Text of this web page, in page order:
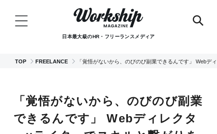
日本最大級のHR・フリーランスメディア
TOP FREELANCE 「覚悟がないから、のびのび副業できるんです」 Web
「覚悟がないから、のびのび副業
できるんです」 Webディレクタ